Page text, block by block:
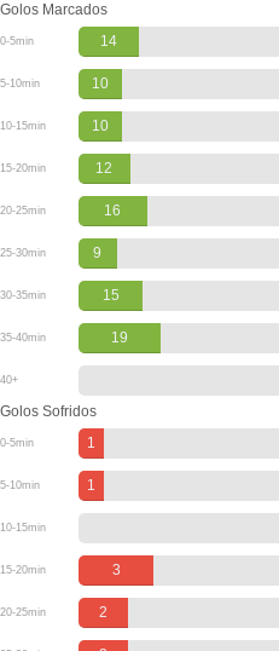
Golos Marcados
0-5min 14
5-10min 10
10-15min 10
15-20min 12
20-25min 16
25-30min 9
30-35min 15
35-40min 19
40+
Golos Sofridos
0-5min 1
5-10min 1
10-15min
15-20min 3
20-25min 2